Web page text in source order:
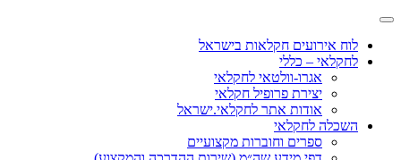
לוח אירועים חקלאות בישראל
לחקלאי – כללי
אגרו-וולטאי לחקלאי
יצירת פרופיל חקלאי
אודות אתר לחקלאי.ישראל
השכלה לחקלאי
ספרים וחוברות מקצועיים